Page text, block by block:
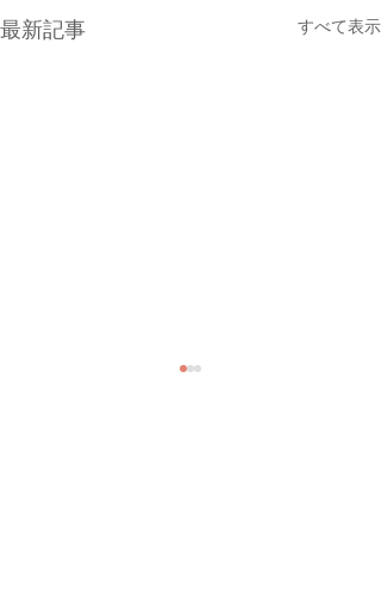
最新記事 すべて表示